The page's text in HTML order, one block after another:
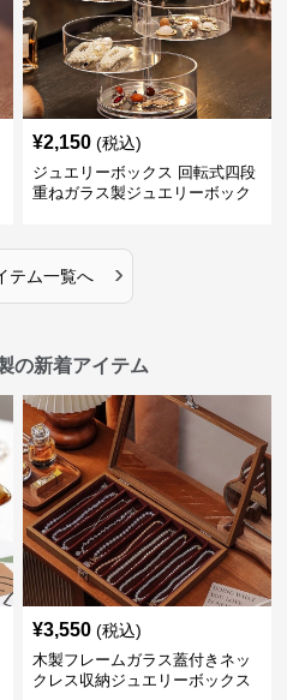
¥2,150 (税込)
ジュエリーボックス 回転式四段
重ねガラス製ジュエリーボック
テム一覧へ ›
の新着アイテム
¥3,550 (税込)
木製フレームガラス蓋付きネッ
クレス収納ジュエリーボックス